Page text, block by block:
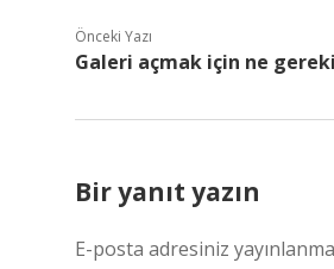
Önceki Yazı
Galeri açmak için ne
Bir yanıt yazın
E-posta adresiniz